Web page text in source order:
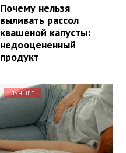
Почему нельзя
выливать рассол
квашеной капусты:
недооцененный
продукт
ЛУЧШЕЕ